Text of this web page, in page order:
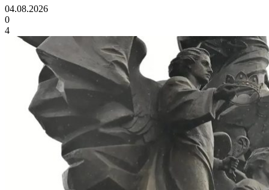
04.08.2026
0
4